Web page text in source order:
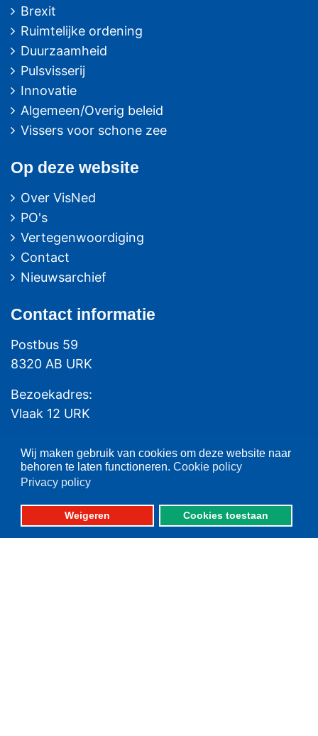
Wij maken gebruik van cookies om deze website naar
behoren te laten functioneren. Cookie policy
Privacy policy
Weigeren Cookies toestaan
Brexit
Ruimtelijke ordening
Duurzaamheid
Pulsvisserij
Innovatie
Algemeen/Overig beleid
Vissers voor schone zee
Op deze website
Over VisNed
PO's
Vertegenwoordiging
Contact
Nieuwsarchief
Contact informatie
Postbus 59
8320 AB URK
Bezoekadres:
Vlaak 12 URK
Fax: 0527-684166